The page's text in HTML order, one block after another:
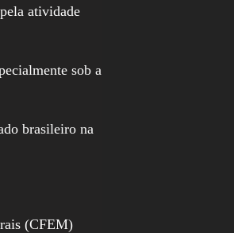
atividade
sob a
brasileiro na
(CFEM)